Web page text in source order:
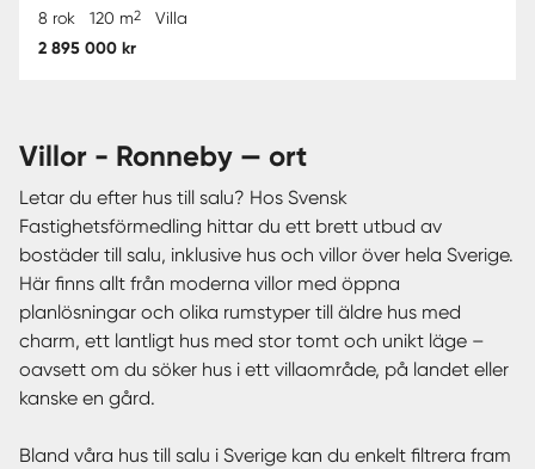
8 rok 120 m2 Villa
2 895 000 kr
villor - Ronneby — ort
Letar du efter hus till salu? Hos Svensk
Fastighetsförmedling hittar du ett brett utbud av
bostäder till salu, inklusive hus och villor över hela Sverige.
Här finns allt från moderna villor med öppna
planlösningar och olika rumstyper till äldre hus med
charm, ett lantligt hus med stor tomt och unikt läge –
oavsett om du söker hus i ett villaområde, på landet eller
kanske en gård.
Bland våra hus till salu i Sverige kan du enkelt filtrera fram